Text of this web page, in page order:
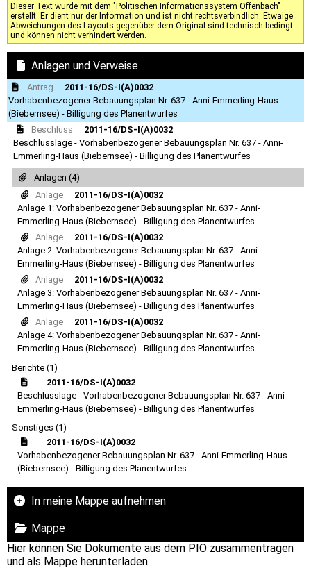
Dieser Text wurde mit dem "Politischen Informationssystem Offenbach"
erstellt. Er dient nur der Information und ist nicht rechtsverbindlich. Etwaige
Abweichungen des Layouts gegenüber dem Original sind technisch bedingt
und können nicht verhindert werden.
Anlagen und Verweise
Antrag
2011-16/DS-I(A)0032
Vorhabenbezogener Bebauungsplan Nr. 637 - Anni-Emmerling-Haus
(Biebernsee) - Billigung des Planentwurfes
Beschluss
2011-16/DS-I(A)0032
Beschlusslage - Vorhabenbezogener Bebauungsplan Nr. 637 - Anni-
Emmerling-Haus (Biebernsee) - Billigung des Planentwurfes
Anlagen (4)
Anlage
2011-16/DS-I(A)0032
Anlage 1: Vorhabenbezogener Bebauungsplan Nr. 637 - Anni-
Emmerling-Haus (Biebernsee) - Billigung des Planentwurfes
Anlage
2011-16/DS-I(A)0032
Anlage 2: Vorhabenbezogener Bebauungsplan Nr. 637 - Anni-
Emmerling-Haus (Biebernsee) - Billigung des Planentwurfes
Anlage
2011-16/DS-I(A)0032
Anlage 3: Vorhabenbezogener Bebauungsplan Nr. 637 - Anni-
Emmerling-Haus (Biebernsee) - Billigung des Planentwurfes
Anlage
2011-16/DS-I(A)0032
Anlage 4: Vorhabenbezogener Bebauungsplan Nr. 637 - Anni-
Emmerling-Haus (Biebernsee) - Billigung des Planentwurfes
Berichte (1)
2011-16/DS-I(A)0032
Beschlusslage - Vorhabenbezogener Bebauungsplan Nr. 637 - Anni-
Emmerling-Haus (Biebernsee) - Billigung des Planentwurfes
Sonstiges (1)
2011-16/DS-I(A)0032
Vorhabenbezogener Bebauungsplan Nr. 637 - Anni-Emmerling-Haus
(Biebernsee) - Billigung des Planentwurfes
In meine Mappe aufnehmen
Mappe
Hier können Sie Dokumente aus dem PIO zusammentragen
und als Mappe herunterladen.